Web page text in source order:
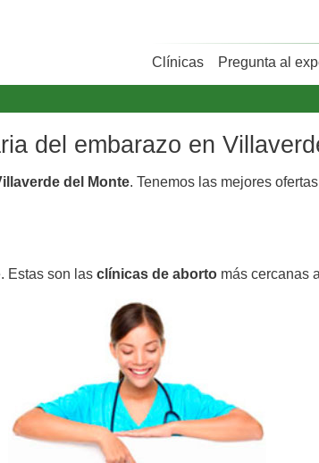
Clínicas Pregunta al
del embarazo en
del Monte. Tenemos las mejores
Estas son las clínicas de aborto más cercanas